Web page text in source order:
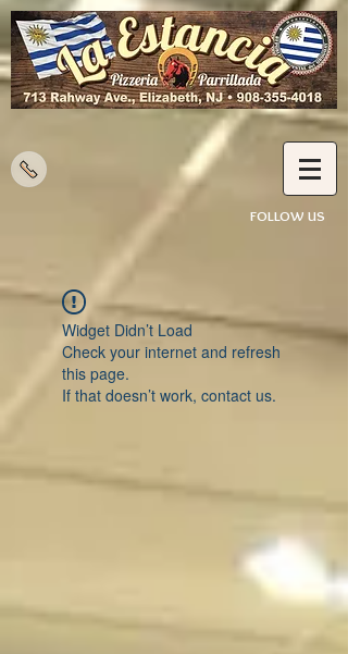
FOLLOW US
Widget Didn’t Load
Check your internet and refresh
this page.
If that doesn’t work, contact us.